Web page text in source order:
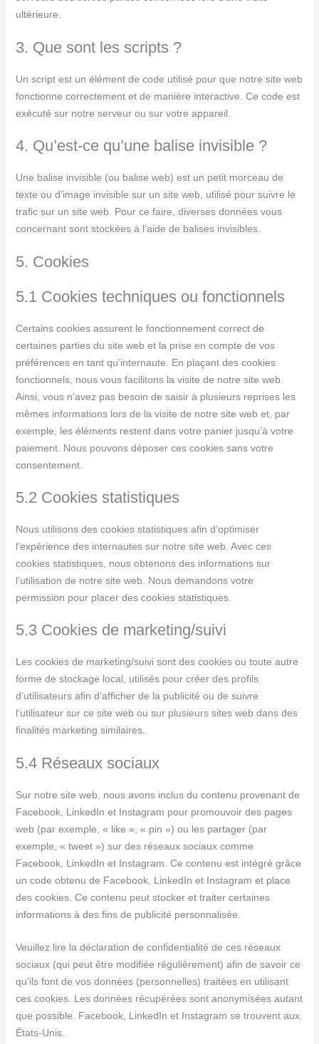
ultérieure.
3. Que sont les scripts ?
Un script est un élément de code utilisé pour que notre site web
fonctionne correctement et de manière interactive. Ce code est
exécuté sur notre serveur ou sur votre appareil.
4. Qu’est-ce qu’une balise invisible ?
Une balise invisible (ou balise web) est un petit morceau de
texte ou d’image invisible sur un site web, utilisé pour suivre le
trafic sur un site web. Pour ce faire, diverses données vous
concernant sont stockées à l’aide de balises invisibles.
5. Cookies
5.1 Cookies techniques ou fonctionnels
Certains cookies assurent le fonctionnement correct de
certaines parties du site web et la prise en compte de vos
préférences en tant qu’internaute. En plaçant des cookies
fonctionnels, nous vous facilitons la visite de notre site web.
Ainsi, vous n’avez pas besoin de saisir à plusieurs reprises les
mêmes informations lors de la visite de notre site web et, par
exemple, les éléments restent dans votre panier jusqu’à votre
paiement. Nous pouvons déposer ces cookies sans votre
consentement.
5.2 Cookies statistiques
Nous utilisons des cookies statistiques afin d’optimiser
l’expérience des internautes sur notre site web. Avec ces
cookies statistiques, nous obtenons des informations sur
l’utilisation de notre site web. Nous demandons votre
permission pour placer des cookies statistiques.
5.3 Cookies de marketing/suivi
Les cookies de marketing/suivi sont des cookies ou toute autre
forme de stockage local, utilisés pour créer des profils
d’utilisateurs afin d’afficher de la publicité ou de suivre
l’utilisateur sur ce site web ou sur plusieurs sites web dans des
finalités marketing similaires.
5.4 Réseaux sociaux
Sur notre site web, nous avons inclus du contenu provenant de
Facebook, LinkedIn et Instagram pour promouvoir des pages
web (par exemple, « like », « pin ») ou les partager (par
exemple, « tweet ») sur des réseaux sociaux comme
Facebook, LinkedIn et Instagram. Ce contenu est intégré grâce
un code obtenu de Facebook, LinkedIn et Instagram et place
des cookies. Ce contenu peut stocker et traiter certaines
informations à des fins de publicité personnalisée.
Veuillez lire la déclaration de confidentialité de ces réseaux
sociaux (qui peut être modifiée régulièrement) afin de savoir ce
qu’ils font de vos données (personnelles) traitées en utilisant
ces cookies. Les données récupérées sont anonymisées autant
que possible. Facebook, LinkedIn et Instagram se trouvent aux
États-Unis.